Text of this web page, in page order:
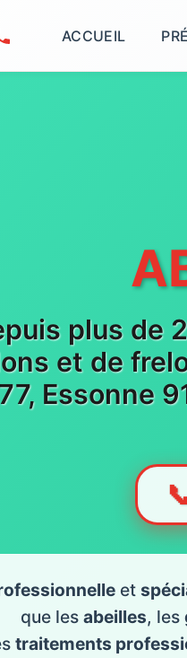
ACCUEIL
plus de
et de
Essonne
et
que les abeilles, les
traitements